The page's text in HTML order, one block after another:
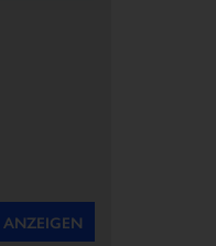
ANZEIGEN